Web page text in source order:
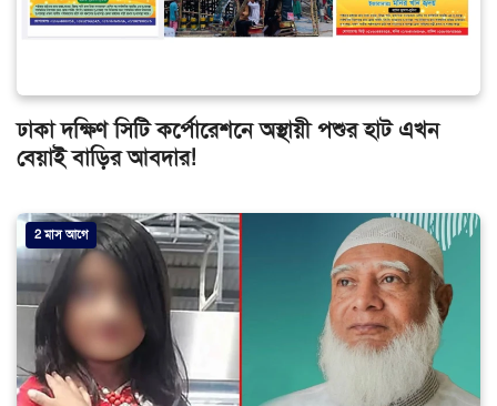
ঢাকা দক্ষিণ সিটি কর্পোরেশনে অস্থায়ী পশুর হাট এখন
বেয়াই বাড়ির আবদার!
2 মাস আগে